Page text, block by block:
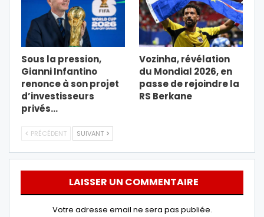
Sous la pression,
Gianni Infantino
renonce à son projet
d’investisseurs
privés…
Vozinha, révélation
du Mondial 2026, en
passe de rejoindre la
RS Berkane
PRÉCÉDENT SUIVANT
LAISSER UN COMMENTAIRE
Votre adresse email ne sera pas publiée.